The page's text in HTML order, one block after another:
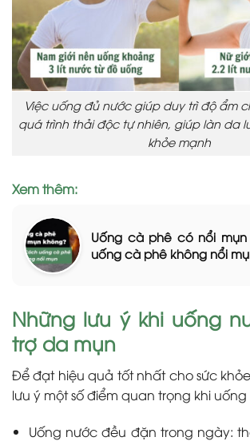
Việc uống đủ nước giúp duy trì độ ẩm
quá trình thải độc tự nhiên, giúp làn da
khỏe mạnh
Xem thêm:
Uống cà phê có nổi
uống cà phê không nổi
Những lưu ý khi uống
trợ da mụn
Để đạt hiệu quả tốt nhất cho sức
lưu ý một số điểm quan trọng khi
Uống nước đều đặn trong ngày: